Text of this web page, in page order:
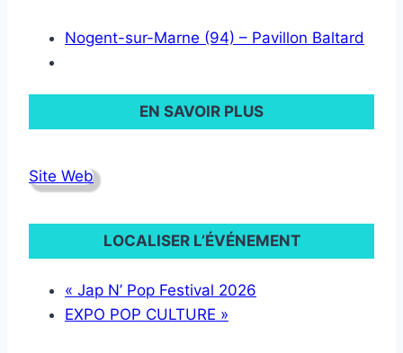
Nogent-sur-Marne (94) – Pavillon Baltard
EN SAVOIR PLUS
Site Web
LOCALISER L’ÉVÉNEMENT
« Jap N’ Pop Festival 2026
EXPO POP CULTURE »